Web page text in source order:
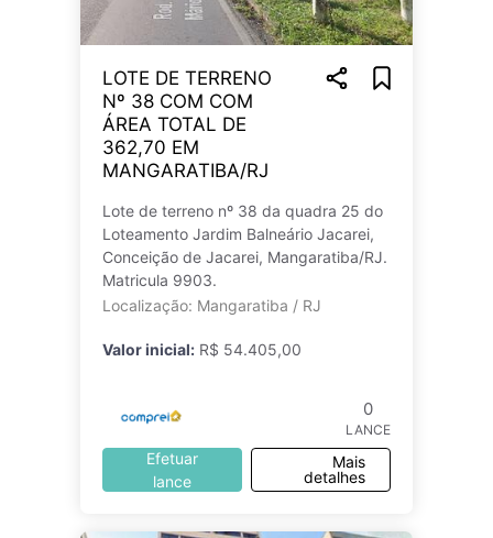
LOTE DE TERRENO
Nº 38 COM COM
ÁREA TOTAL DE
362,70 EM
MANGARATIBA/RJ
Lote de terreno nº 38 da quadra 25 do
Loteamento Jardim Balneário Jacarei,
Conceição de Jacarei, Mangaratiba/RJ.
Matricula 9903.
Localização: Mangaratiba / RJ
Valor inicial: R$ 54.405,00
0
LANCE
Efetuar
lance
Mais
detalhes